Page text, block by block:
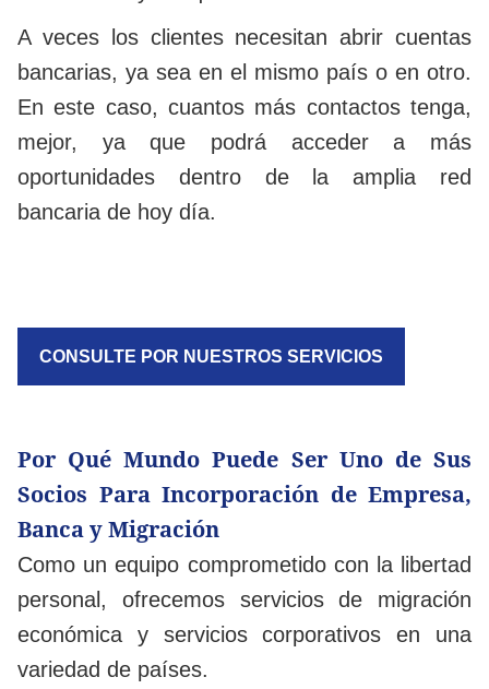
A veces los clientes necesitan abrir cuentas
bancarias, ya sea en el mismo país o en otro.
En este caso, cuantos más contactos tenga,
mejor, ya que podrá acceder a más
oportunidades dentro de la amplia red
bancaria de hoy día.
CONSULTE POR NUESTROS SERVICIOS
Por Qué Mundo Puede Ser Uno de Sus
Socios Para Incorporación de Empresa,
Banca y Migración
Como un equipo comprometido con la libertad
personal, ofrecemos servicios de migración
económica y servicios corporativos en una
variedad de países.